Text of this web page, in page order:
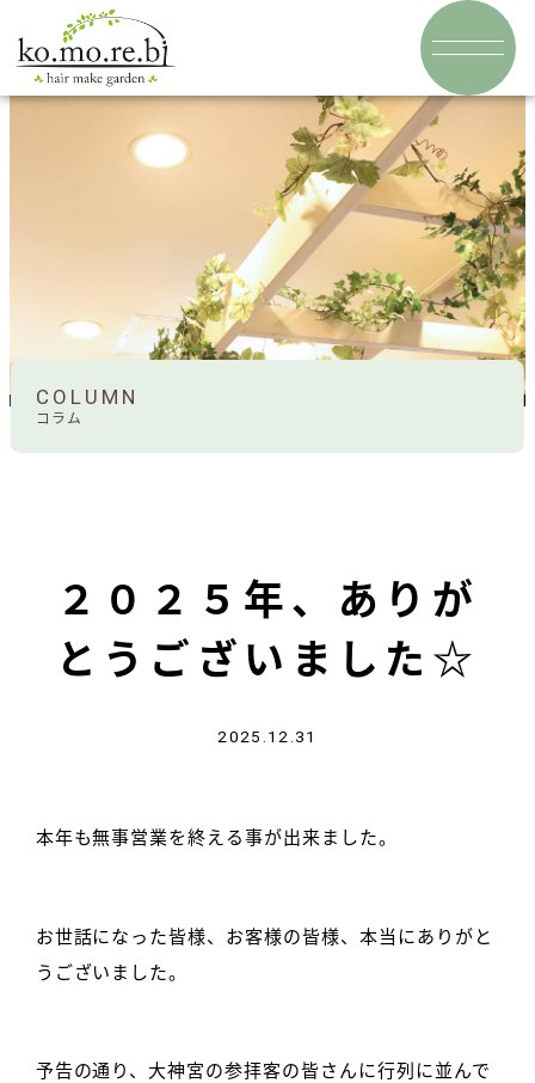
COLUMN
コラム
２０２５年、ありが
とうございました☆
2025.12.31
本年も無事営業を終える事が出来ました。
お世話になった皆様、お客様の皆様、本当にありがと
うございました。
予告の通り、大神宮の参拝客の皆さんに行列に並んで